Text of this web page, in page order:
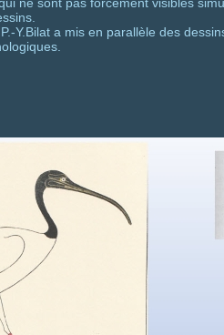
ne sont pas forcément visibles
Y.Bilat a mis en parallèle des